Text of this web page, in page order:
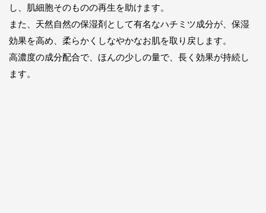
し、肌細胞そのものの再生を助けます。
また、天然自然の保湿剤として有名なハチミツ成分が、保湿
効果を高め、柔らかくしなやかなお肌を取り戻します。
高濃度の成分配合で、ほんの少しの量で、長く効果が持続し
ます。